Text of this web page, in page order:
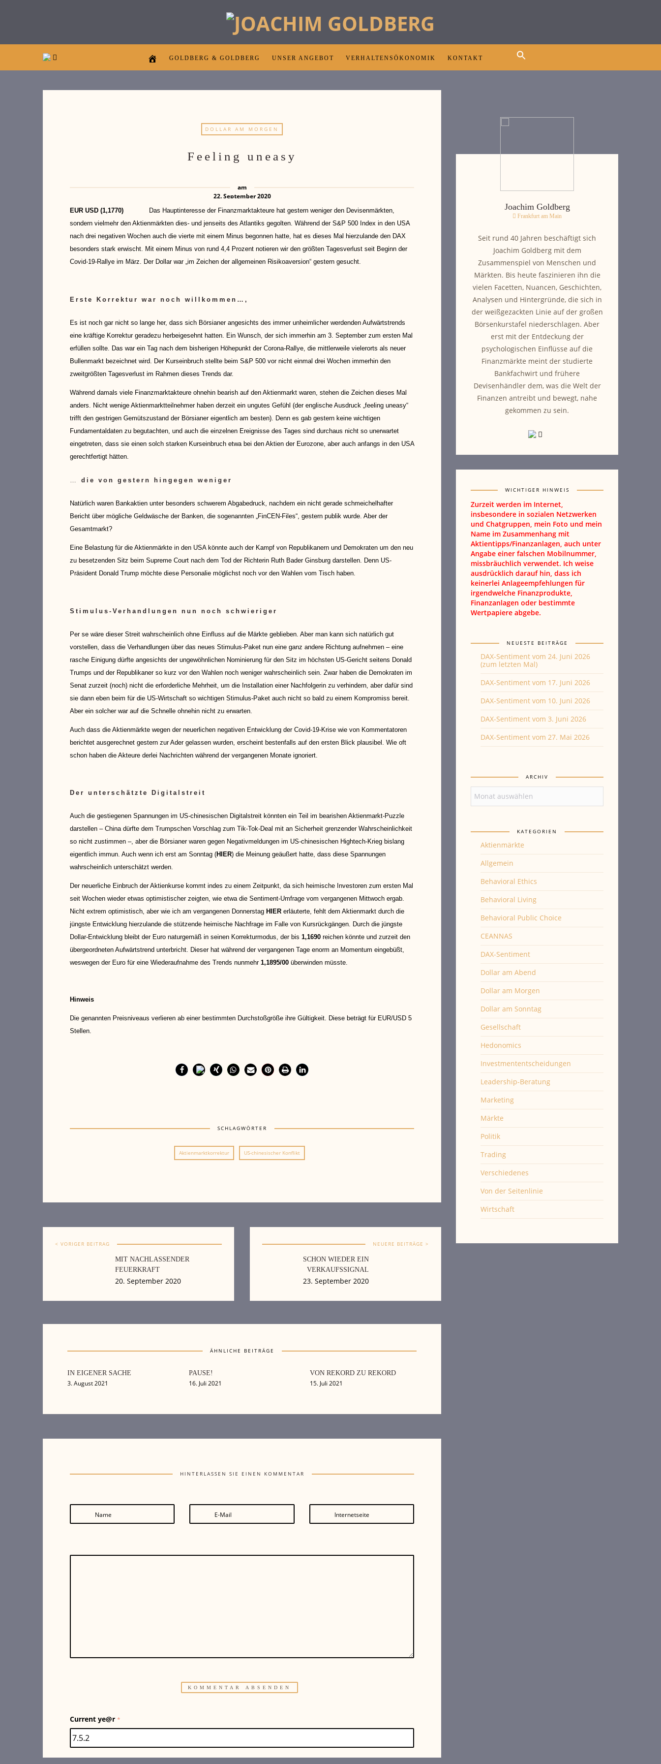
GOLDBERG & GOLDBERG UNSER ANGEBOT VERHALTENSÖKONOMIK KONTAKT
DOLLAR AM MORGEN
Feeling uneasy
am
22. September 2020
EUR USD (1,1770) Das Hauptinteresse der Finanzmarktakteure hat gestern weniger den Devisenmärkten,
sondern vielmehr den Aktienmärkten dies- und jenseits des Atlantiks gegolten. Während der S&P 500 Index in den USA
nach drei negativen Wochen auch die vierte mit einem Minus begonnen hatte, hat es dieses Mal hierzulande den DAX
besonders stark erwischt. Mit einem Minus von rund 4,4 Prozent notieren wir den größten Tagesverlust seit Beginn der
Covid-19-Rallye im März. Der Dollar war „im Zeichen der allgemeinen Risikoaversion“ gestern gesucht.
Erste Korrektur war noch willkommen…,
Es ist noch gar nicht so lange her, dass sich Börsianer angesichts des immer unheimlicher werdenden Aufwärtstrends
eine kräftige Korrektur geradezu herbeigesehnt hatten. Ein Wunsch, der sich immerhin am 3. September zum ersten Mal
erfüllen sollte. Das war ein Tag nach dem bisherigen Höhepunkt der Corona-Rallye, die mittlerweile vielerorts als neuer
Bullenmarkt bezeichnet wird. Der Kurseinbruch stellte beim S&P 500 vor nicht einmal drei Wochen immerhin den
zweitgrößten Tagesverlust im Rahmen dieses Trends dar.
Während damals viele Finanzmarktakteure ohnehin bearish auf den Aktienmarkt waren, stehen die Zeichen dieses Mal
anders. Nicht wenige Aktienmarktteilnehmer haben derzeit ein ungutes Gefühl (der englische Ausdruck „feeling uneasy“
trifft den gestrigen Gemütszustand der Börsianer eigentlich am besten). Denn es gab gestern keine wichtigen
Fundamentaldaten zu begutachten, und auch die einzelnen Ereignisse des Tages sind durchaus nicht so unerwartet
eingetreten, dass sie einen solch starken Kurseinbruch etwa bei den Aktien der Eurozone, aber auch anfangs in den USA
gerechtfertigt hätten.
… die von gestern hingegen weniger
Natürlich waren Bankaktien unter besonders schwerem Abgabedruck, nachdem ein nicht gerade schmeichelhafter
Bericht über mögliche Geldwäsche der Banken, die sogenannten „FinCEN-Files“, gestern publik wurde. Aber der
Gesamtmarkt?
Eine Belastung für die Aktienmärkte in den USA könnte auch der Kampf von Republikanern und Demokraten um den neu
zu besetzenden Sitz beim Supreme Court nach dem Tod der Richterin Ruth Bader Ginsburg darstellen. Denn US-
Präsident Donald Trump möchte diese Personalie möglichst noch vor den Wahlen vom Tisch haben.
Stimulus-Verhandlungen nun noch schwieriger
Per se wäre dieser Streit wahrscheinlich ohne Einfluss auf die Märkte geblieben. Aber man kann sich natürlich gut
vorstellen, dass die Verhandlungen über das neues Stimulus-Paket nun eine ganz andere Richtung aufnehmen – eine
rasche Einigung dürfte angesichts der ungewöhnlichen Nominierung für den Sitz im höchsten US-Gericht seitens Donald
Trumps und der Republikaner so kurz vor den Wahlen noch weniger wahrscheinlich sein. Zwar haben die Demokraten im
Senat zurzeit (noch) nicht die erforderliche Mehrheit, um die Installation einer Nachfolgerin zu verhindern, aber dafür sind
sie dann eben beim für die US-Wirtschaft so wichtigen Stimulus-Paket auch nicht so bald zu einem Kompromiss bereit.
Aber ein solcher war auf die Schnelle ohnehin nicht zu erwarten.
Auch dass die Aktienmärkte wegen der neuerlichen negativen Entwicklung der Covid-19-Krise wie von Kommentatoren
berichtet ausgerechnet gestern zur Ader gelassen wurden, erscheint bestenfalls auf den ersten Blick plausibel. Wie oft
schon haben die Akteure derlei Nachrichten während der vergangenen Monate ignoriert.
Der unterschätzte Digitalstreit
Auch die gestiegenen Spannungen im US-chinesischen Digitalstreit könnten ein Teil im bearishen Aktienmarkt-Puzzle
darstellen – China dürfte dem Trumpschen Vorschlag zum Tik-Tok-Deal mit an Sicherheit grenzender Wahrscheinlichkeit
so nicht zustimmen –, aber die Börsianer waren gegen Negativmeldungen im US-chinesischen Hightech-Krieg bislang
eigentlich immun. Auch wenn ich erst am Sonntag (HIER) die Meinung geäußert hatte, dass diese Spannungen
wahrscheinlich unterschätzt werden.
Der neuerliche Einbruch der Aktienkurse kommt indes zu einem Zeitpunkt, da sich heimische Investoren zum ersten Mal
seit Wochen wieder etwas optimistischer zeigten, wie etwa die Sentiment-Umfrage vom vergangenen Mittwoch ergab.
Nicht extrem optimistisch, aber wie ich am vergangenen Donnerstag HIER erläuterte, fehlt dem Aktienmarkt durch die
jüngste Entwicklung hierzulande die stützende heimische Nachfrage im Falle von Kursrückgängen. Durch die jüngste
Dollar-Entwicklung bleibt der Euro naturgemäß in seinen Korrekturmodus, der bis 1,1690 reichen könnte und zurzeit den
übergeordneten Aufwärtstrend unterbricht. Dieser hat während der vergangenen Tage enorm an Momentum eingebüßt,
weswegen der Euro für eine Wiederaufnahme des Trends nunmehr 1,1895/00 überwinden müsste.
Hinweis
Die genannten Preisniveaus verlieren ab einer bestimmten Durchstoßgröße ihre Gültigkeit. Diese beträgt für EUR/USD 5
Stellen.
SCHLAGWÖRTER
Aktienmarktkorrektur US-chinesischer Konflikt
< VORIGER BEITRAG
MIT NACHLASSENDER
FEUERKRAFT
20. September 2020
NEUERE BEITRÄGE >
SCHON WIEDER EIN
VERKAUFSSIGNAL
23. September 2020
ÄHNLICHE BEITRÄGE
IN EIGENER SACHE
3. August 2021
PAUSE!
16. Juli 2021
VON REKORD ZU REKORD
15. Juli 2021
HINTERLASSEN SIE EINEN KOMMENTAR
Name E-Mail Internetseite
Current ye@r *
Joachim Goldberg
Frankfurt am Main
Seit rund 40 Jahren beschäftigt sich
Joachim Goldberg mit dem
Zusammenspiel von Menschen und
Märkten. Bis heute faszinieren ihn die
vielen Facetten, Nuancen, Geschichten,
Analysen und Hintergründe, die sich in
der weißgezackten Linie auf der großen
Börsenkurstafel niederschlagen. Aber
erst mit der Entdeckung der
psychologischen Einflüsse auf die
Finanzmärkte meint der studierte
Bankfachwirt und frühere
Devisenhändler dem, was die Welt der
Finanzen antreibt und bewegt, nahe
gekommen zu sein.
WICHTIGER HINWEIS
Zurzeit werden im Internet,
insbesondere in sozialen Netzwerken
und Chatgruppen, mein Foto und mein
Name im Zusammenhang mit
Aktientipps/Finanzanlagen, auch unter
Angabe einer falschen Mobilnummer,
missbräuchlich verwendet. Ich weise
ausdrücklich darauf hin, dass ich
keinerlei Anlageempfehlungen für
irgendwelche Finanzprodukte,
Finanzanlagen oder bestimmte
Wertpapiere abgebe.
NEUESTE BEITRÄGE
DAX-Sentiment vom 24. Juni 2026
(zum letzten Mal)
DAX-Sentiment vom 17. Juni 2026
DAX-Sentiment vom 10. Juni 2026
DAX-Sentiment vom 3. Juni 2026
DAX-Sentiment vom 27. Mai 2026
ARCHIV
KATEGORIEN
Aktienmärkte
Allgemein
Behavioral Ethics
Behavioral Living
Behavioral Public Choice
CEANNAS
DAX-Sentiment
Dollar am Abend
Dollar am Morgen
Dollar am Sonntag
Gesellschaft
Hedonomics
Investmententscheidungen
Leadership-Beratung
Marketing
Märkte
Politik
Trading
Verschiedenes
Von der Seitenlinie
Wirtschaft